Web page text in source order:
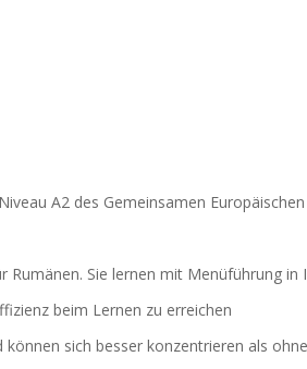
A2 des Gemeinsamen
Sie lernen mit Menüführung in
beim Lernen zu erreichen
sich besser konzentrieren als